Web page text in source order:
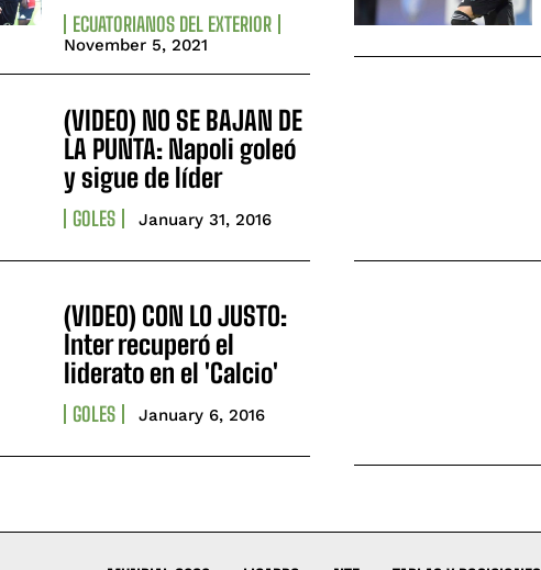
ECUATORIANOS DEL EXTERIOR
November 5, 2021
(VIDEO) NO SE BAJAN DE
LA PUNTA: Napoli goleó
y sigue de líder
GOLES January 31, 2016
(VIDEO) CON LO JUSTO:
Inter recuperó el
liderato en el 'Calcio'
GOLES January 6, 2016